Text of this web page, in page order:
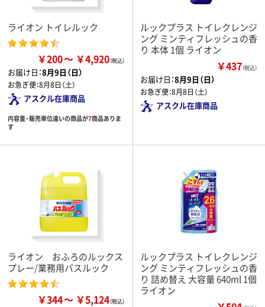
ライオン トイレルック
￥200 ￥4,920
お届け日：8月9日（日）
お急ぎ便：8月8日（土）
アスクル在庫商品
内容量・販売単位違いの商品が7商品ありま
す
ルックプラス トイレクレンジ
ング ミンティフレッシュの香
り 本体 1個 ライオン
￥437（税込）
お届け日：8月9日（日）
お急ぎ便：8月8日（土）
アスクル在庫商品
ライオン おふろのルックス
プレー/業務用バスルック
￥344 ￥5,124
ルックプラス トイレクレンジ
ング ミンティフレッシュの香
り 詰め替え 大容量 640ml 1個
ライオン